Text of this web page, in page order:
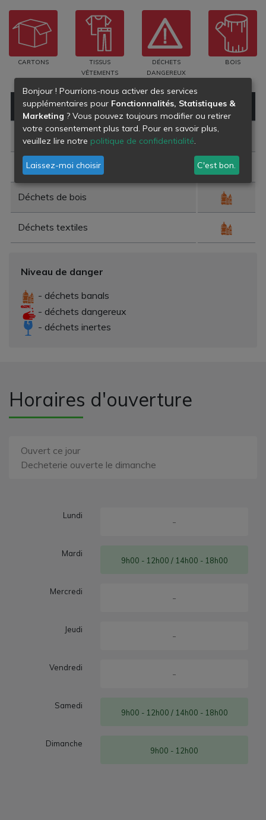
Type de déchet Danger
Déchets amiantés
Papiers cartons en mélange à trier
Déchets de bois
Déchets textiles
Niveau de danger
- déchets banals
- déchets dangereux
- déchets inertes
CARTONS
TISSUS
VÊTEMENTS
DÉCHETS
DANGEREUX
BOIS
Horaires d'ouverture
Ouvert ce jour
Decheterie ouverte le dimanche
Lundi
-
Mardi
9h00 - 12h00 / 14h00 - 18h00
Mercredi
-
Jeudi
-
Vendredi
-
Samedi
9h00 - 12h00 / 14h00 - 18h00
Dimanche
9h00 - 12h00
Bonjour ! Pourrions-nous activer des services
supplémentaires pour Fonctionnalités, Statistiques &
Marketing ? Vous pouvez toujours modifier ou retirer
votre consentement plus tard. Pour en savoir plus,
veuillez lire notre politique de confidentialité.
Laissez-moi choisir C'est bon.